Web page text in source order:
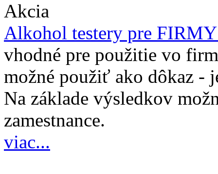
Akcia
Alkohol testery pre
vhodné pre použitie vo
možné použiť ako dôkaz -
Na základe výsledkov
zamestnance.
viac...